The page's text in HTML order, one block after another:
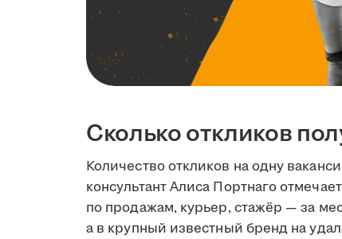
Сколько откликов
Количество откликов на одну
консультант Алиса Портнаго
по продажам, курьер, стажёр — за
а в крупный известный бренд на